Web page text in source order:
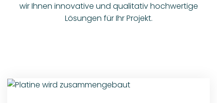
wir Ihnen innovative und qualitativ hochwertige
Lösungen für Ihr Projekt.